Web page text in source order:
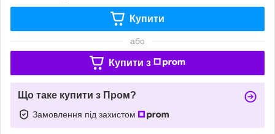
Купити
або
Купити з
Що таке купити з Пром?
Замовлення під захистом